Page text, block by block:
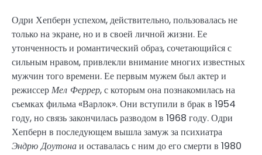
Одри Хепберн успехом, действительно, пользовалась не
только на экране, но и в своей личной жизни. Ее
утонченность и романтический образ, сочетающийся с
сильным нравом, привлекли внимание многих известных
мужчин того времени. Ее первым мужем был актер и
режиссерМел Феррер, с которым она познакомилась на
съемках фильма «Варлок». Они вступили в брак в 1954
году, но связь закончилась разводом в 1968 году. Одри
Хепберн в последующем вышла замуж за психиатра
Эндрю Доутонаи оставалась с ним до его смерти в 1980